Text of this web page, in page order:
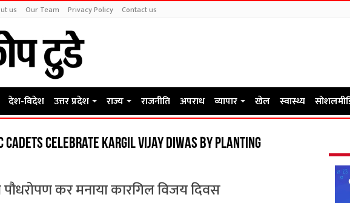
us Our Team Privacy Policy Contact us
देश-विदेश उत्तर प्रदेश राज्य राजनीति अपराध व्यापार खेल स्वास्थ्य
cadets celebrate Kargil Vijay Diwas by planting
कर मनाया कारगिल विजय दिवस